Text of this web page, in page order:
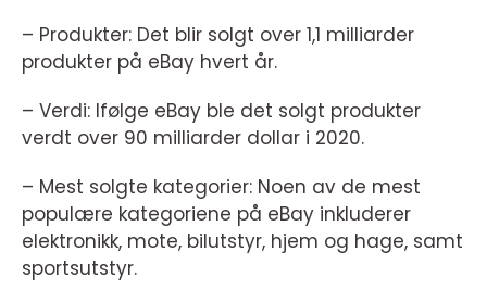
– Produkter: Det blir solgt over 1,1 milliarder
produkter på eBay hvert år.
– Verdi: Ifølge eBay ble det solgt produkter
verdt over 90 milliarder dollar i 2020.
– Mest solgte kategorier: Noen av de mest
populære kategoriene på eBay inkluderer
elektronikk, mote, bilutstyr, hjem og hage, samt
sportsutstyr.